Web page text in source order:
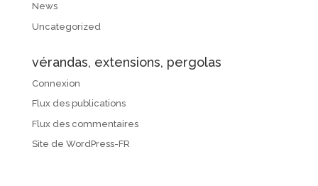
News
Uncategorized
vérandas, extensions, pergolas
Connexion
Flux des publications
Flux des commentaires
Site de WordPress-FR